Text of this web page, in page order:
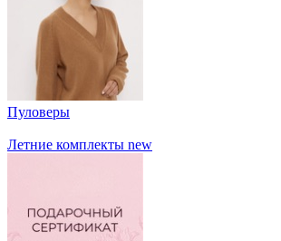
Пуловеры
Летние комплекты new